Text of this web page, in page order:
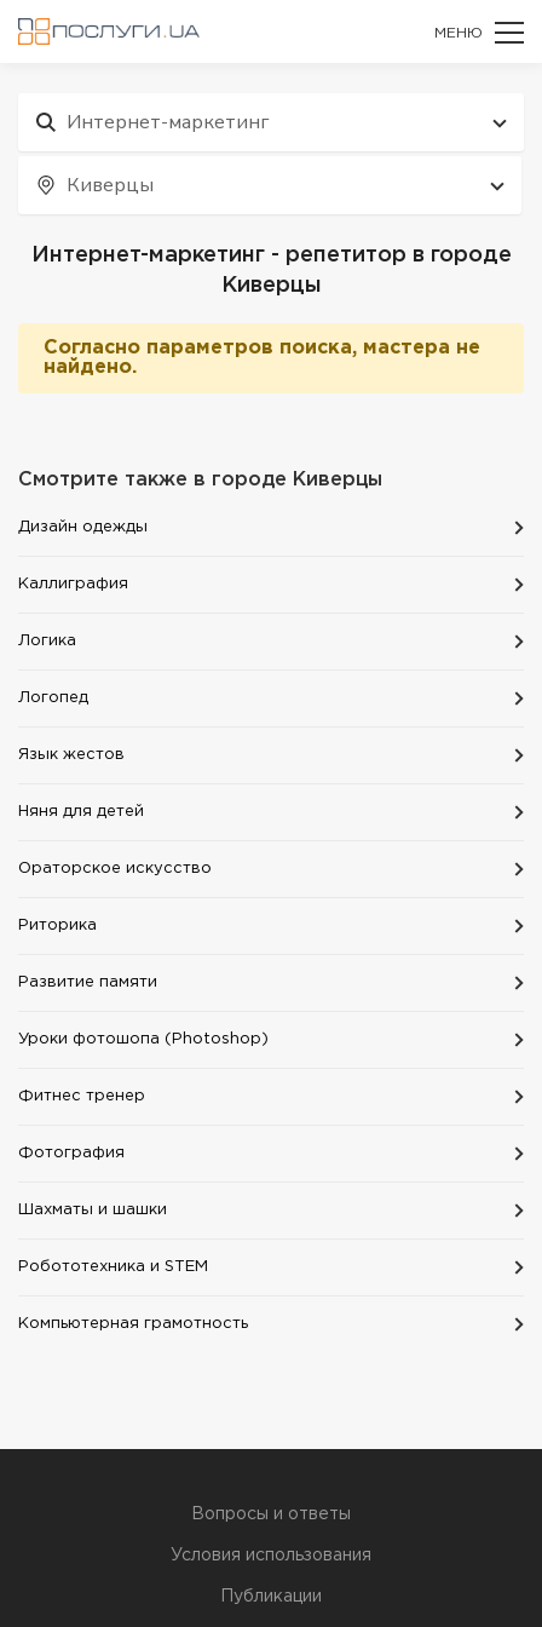
МЕНЮ
Интернет-маркетинг
Киверцы
Интернет-маркетинг - репетитор в городе
Киверцы
Согласно параметров поиска, мастера не
найдено.
Смотрите также в городе Киверцы
Дизайн одежды
Каллиграфия
Логика
Логопед
Язык жестов
Няня для детей
Ораторское искусство
Риторика
Развитие памяти
Уроки фотошопа (Photoshop)
Фитнес тренер
Фотография
Шахматы и шашки
Робототехника и STEM
Компьютерная грамотность
Вопросы и ответы
Условия использования
Публикации